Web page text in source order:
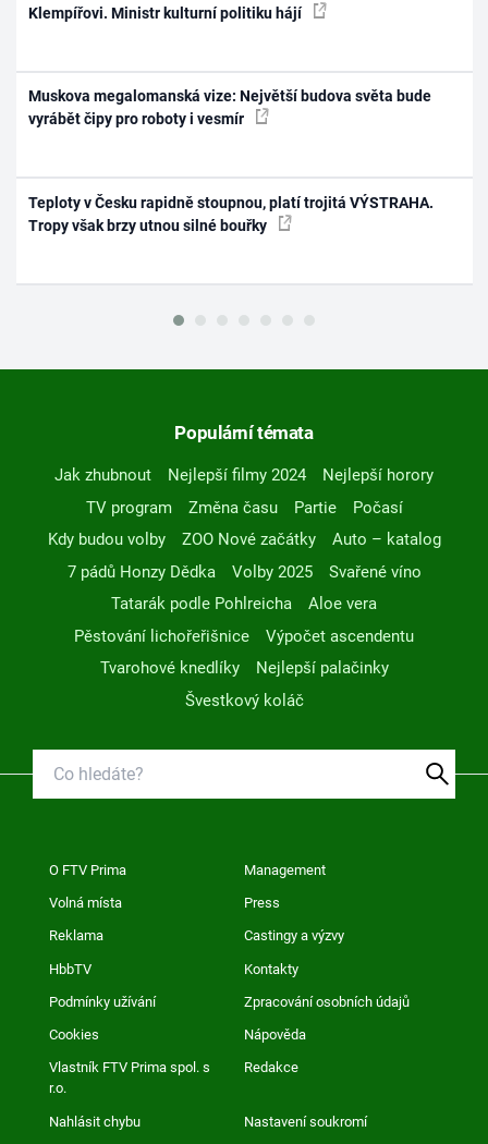
Klempířovi. Ministr kulturní politiku hájí
Muskova megalomanská vize: Největší budova světa bude
vyrábět čipy pro roboty i vesmír
Teploty v Česku rapidně stoupnou, platí trojitá VÝSTRAHA.
Tropy však brzy utnou silné bouřky
Populární témata
Jak zhubnout Nejlepší filmy 2024
Nejlepší horory
TV program
Změna času Partie
Počasí
Kdy budou volby
ZOO Nové začátky
Auto – katalog
7 pádů Honzy Dědka
Volby 2025
Svařené víno
Tatarák podle Pohlreicha
Aloe vera
Pěstování lichořeřišnice
Výpočet ascendentu
Tvarohové knedlíky
Nejlepší palačinky
Švestkový koláč
O FTV Prima Management
Volná místa Press
Reklama Castingy a výzvy
HbbTV Kontakty
Podmínky užívání Zpracování osobních údajů
Cookies Nápověda
Vlastník FTV Prima spol. s
r.o.
Redakce
Nahlásit chybu Nastavení soukromí